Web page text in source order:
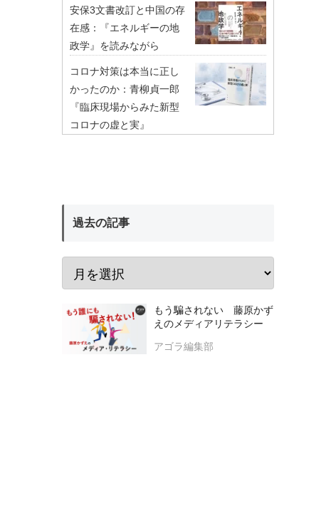
安保3文書改訂と中国の存
在感：『エネルギーの地
政学』を読みながら
コロナ対策は本当に正し
かったのか：青柳貞一郎
『臨床現場からみた新型
コロナの虚と実』
過去の記事
もう騙されない 藤原かず
えのメディアリテラシー
アゴラ編集部